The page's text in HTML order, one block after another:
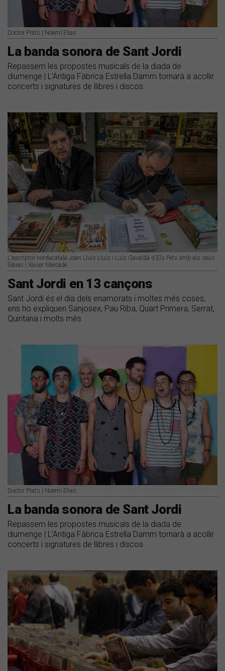
Doctor Prats | Noemí Elias
La banda sonora de Sant Jordi
Repassem les propostes musicals de la diada de
diumenge | L'Antiga Fàbrica Estrella Damm tornarà a acollir
concerts i signatures de llibres i discos
L'escriptor nordacatalà Joan Lluís Lluís i Luís Gavaldà d'Els Pets amb els seus
llibres | Xavier Mercadé
Sant Jordi en 13 cançons
Sant Jordi és el dia dels enamorats i moltes més coses;
ens ho expliquen Sanjosex, Pau Riba, Quart Primera, Serrat,
Quintana i molts més
Doctor Prats | Noemí Elias
La banda sonora de Sant Jordi
Repassem les propostes musicals de la diada de
diumenge | L'Antiga Fàbrica Estrella Damm tornarà a acollir
concerts i signatures de llibres i discos